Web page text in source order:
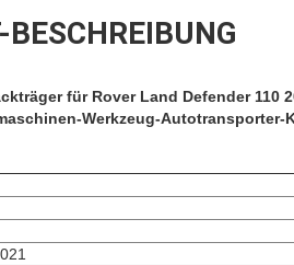
BESCHREIBUNG
für Rover Land Defender 110
Werkzeug-Autotransporter-